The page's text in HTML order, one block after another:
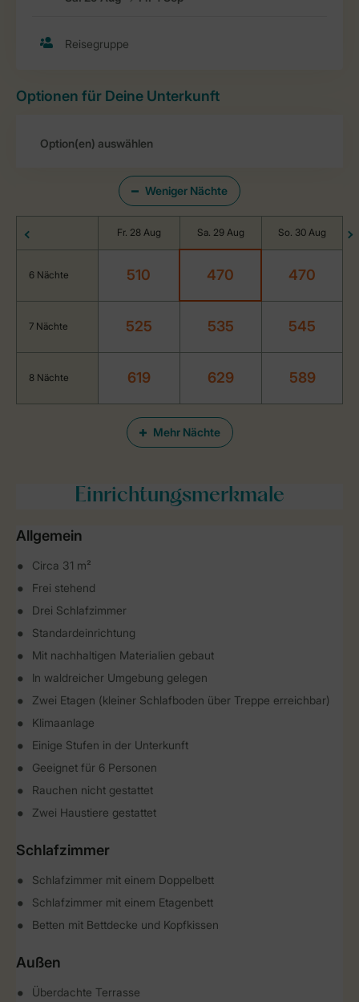
Optionen für Deine Unterkunft
Weniger Nächte
Mehr Nächte
Fr. 28 Aug Sa. 29 Aug So. 30 Aug
6 Nächte 510 470 470
7 Nächte 525 535 545
8 Nächte 619 629 589
Einrichtungsmerkmale
Allgemein
Circa 31 m²
Frei stehend
Drei Schlafzimmer
Standardeinrichtung
Mit nachhaltigen Materialien gebaut
In waldreicher Umgebung gelegen
Zwei Etagen (kleiner Schlafboden über Treppe erreichbar)
Klimaanlage
Einige Stufen in der Unterkunft
Geeignet für 6 Personen
Rauchen nicht gestattet
Zwei Haustiere gestattet
Schlafzimmer
Schlafzimmer mit einem Doppelbett
Schlafzimmer mit einem Etagenbett
Betten mit Bettdecke und Kopfkissen
Außen
Überdachte Terrasse